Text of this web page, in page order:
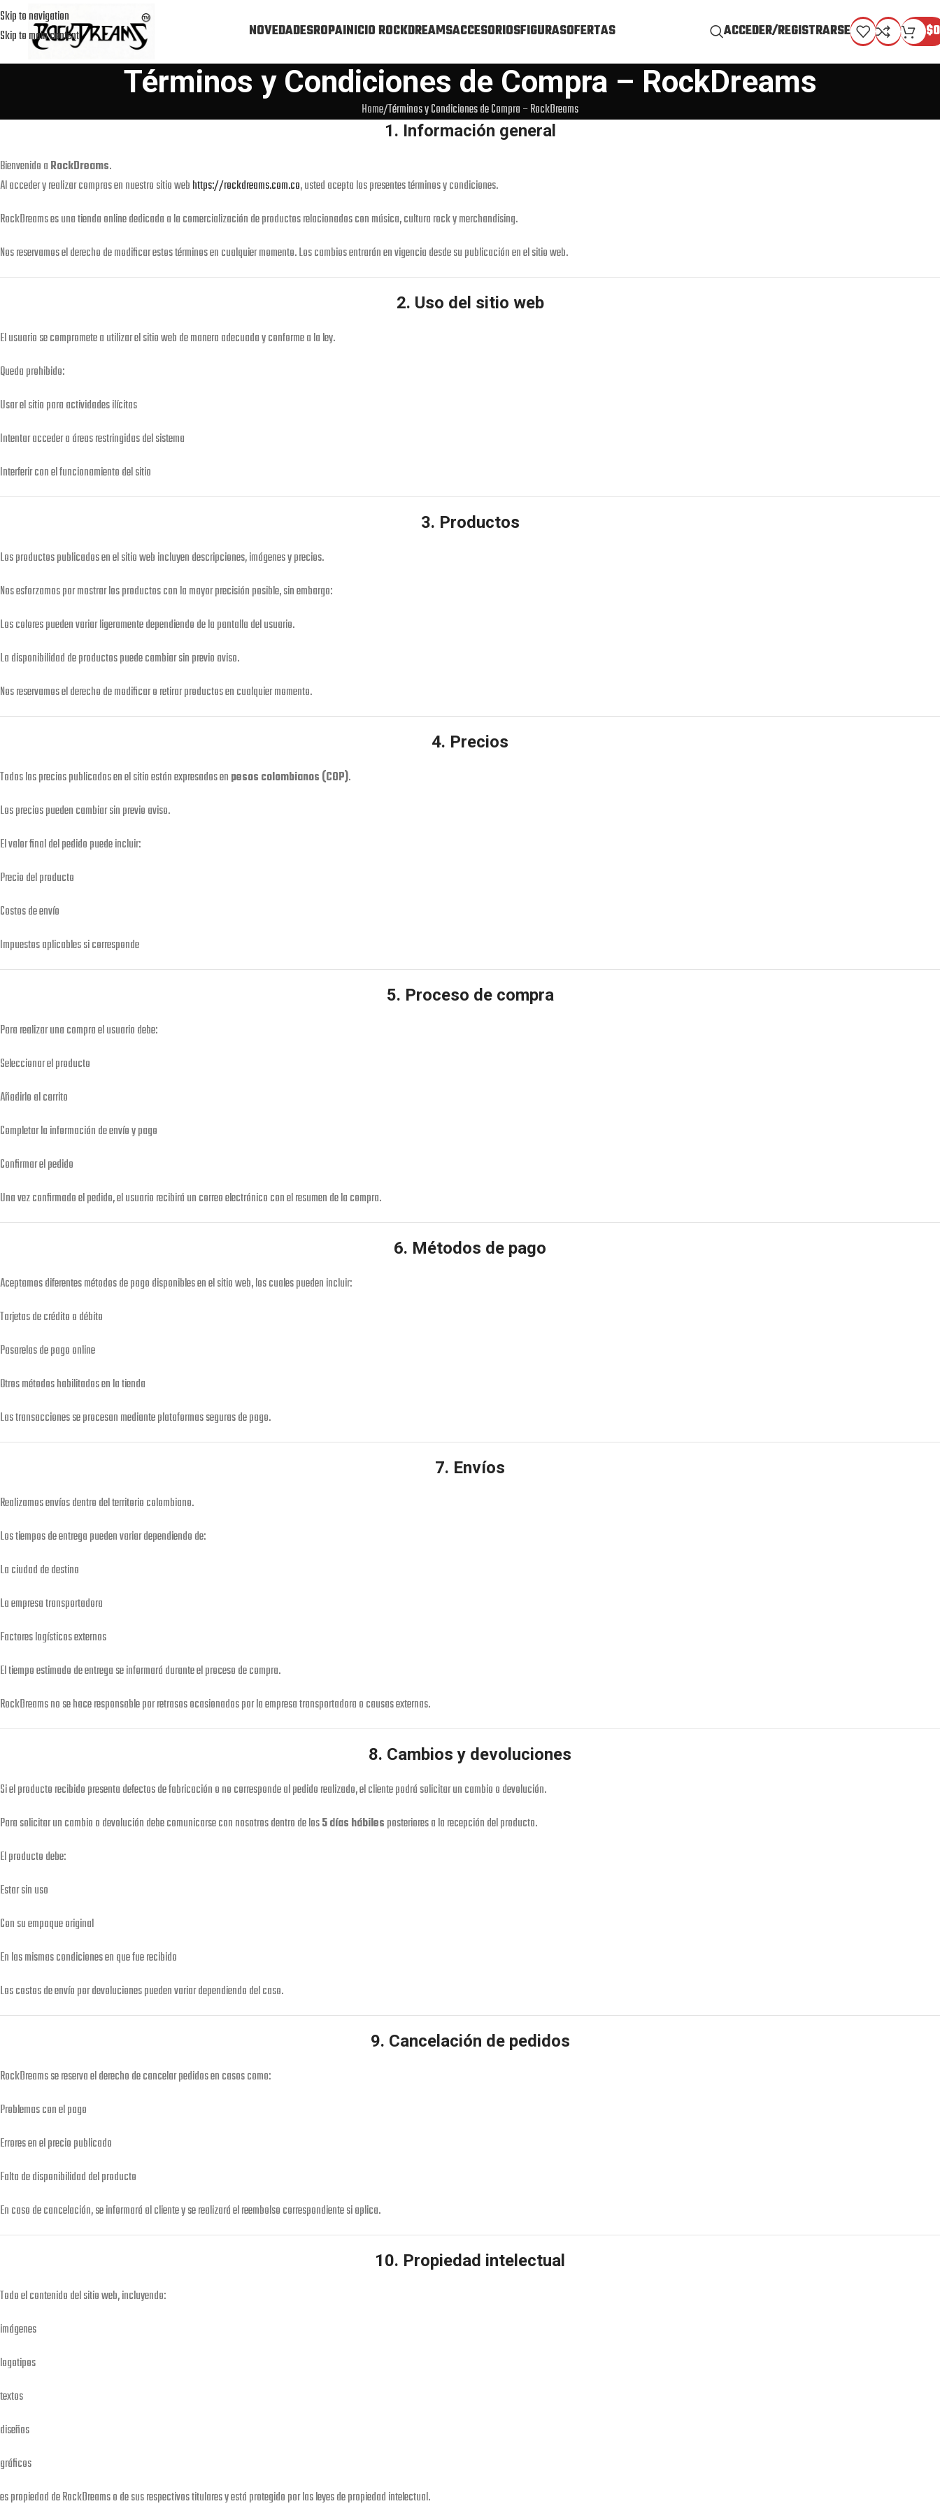
Skip to navigation
Skip to main content
NOVEDADESROPAINICIO ROCKDREAMSACCESORIOSFIGURASOFERTAS ACCEDER/REGISTRARSE $0
Términos y Condiciones de Compra – RockDreams
Home Términos y Condiciones de Compra – RockDreams
1. Información general
Bienvenido aRockDreams.
Al acceder y realizar compras en nuestro sitio webhttps://rockdreams.com.co, usted acepta los presentes términos y condiciones.
RockDreams es una tienda online dedicada a la comercialización de productos relacionados con música, cultura rock y merchandising.
Nos reservamos el derecho de modificar estos términos en cualquier momento. Los cambios entrarán en vigencia desde su publicación en el sitio web.
2. Uso del sitio web
El usuario se compromete a utilizar el sitio web de manera adecuada y conforme a la ley.
Queda prohibido:
Usar el sitio para actividades ilícitas
Intentar acceder a áreas restringidas del sistema
Interferir con el funcionamiento del sitio
3. Productos
Los productos publicados en el sitio web incluyen descripciones, imágenes y precios.
Nos esforzamos por mostrar los productos con la mayor precisión posible, sin embargo:
Los colores pueden variar ligeramente dependiendo de la pantalla del usuario.
La disponibilidad de productos puede cambiar sin previo aviso.
Nos reservamos el derecho de modificar o retirar productos en cualquier momento.
4. Precios
Todos los precios publicados en el sitio están expresados enpesos colombianos (COP).
Los precios pueden cambiar sin previo aviso.
El valor final del pedido puede incluir:
Precio del producto
Costos de envío
Impuestos aplicables si corresponde
5. Proceso de compra
Para realizar una compra el usuario debe:
Seleccionar el producto
Añadirlo al carrito
Completar la información de envío y pago
Confirmar el pedido
Una vez confirmado el pedido, el usuario recibirá un correo electrónico con el resumen de la compra.
6. Métodos de pago
Aceptamos diferentes métodos de pago disponibles en el sitio web, los cuales pueden incluir:
Tarjetas de crédito o débito
Pasarelas de pago online
Otros métodos habilitados en la tienda
Las transacciones se procesan mediante plataformas seguras de pago.
7. Envíos
Realizamos envíos dentro del territorio colombiano.
Los tiempos de entrega pueden variar dependiendo de:
La ciudad de destino
La empresa transportadora
Factores logísticos externos
El tiempo estimado de entrega se informará durante el proceso de compra.
RockDreams no se hace responsable por retrasos ocasionados por la empresa transportadora o causas externas.
8. Cambios y devoluciones
Si el producto recibido presenta defectos de fabricación o no corresponde al pedido realizado, el cliente podrá solicitar un cambio o devolución.
Para solicitar un cambio o devolución debe comunicarse con nosotros dentro de los5 días hábilesposteriores a la recepción del producto.
El producto debe:
Estar sin uso
Con su empaque original
En las mismas condiciones en que fue recibido
Los costos de envío por devoluciones pueden variar dependiendo del caso.
9. Cancelación de pedidos
RockDreams se reserva el derecho de cancelar pedidos en casos como:
Problemas con el pago
Errores en el precio publicado
Falta de disponibilidad del producto
En caso de cancelación, se informará al cliente y se realizará el reembolso correspondiente si aplica.
10. Propiedad intelectual
Todo el contenido del sitio web, incluyendo:
imágenes
logotipos
textos
diseños
gráficos
es propiedad de RockDreams o de sus respectivos titulares y está protegido por las leyes de propiedad intelectual.